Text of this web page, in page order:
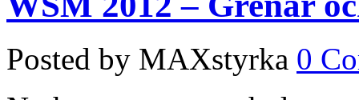
Posted by MAXstyrka 0